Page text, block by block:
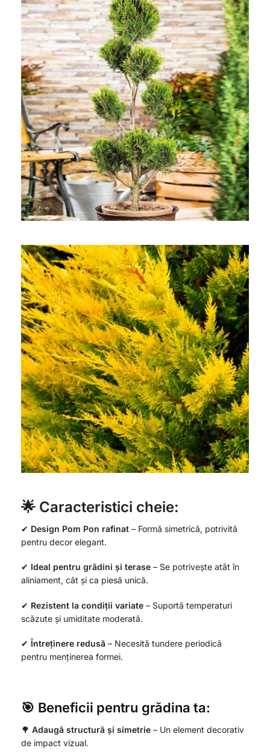
🌟 Caracteristici cheie:
✔ Design Pom Pon rafinat – Formă simetrică, potrivită
pentru decor elegant.
✔ Ideal pentru grădini și terase – Se potrivește atât în
aliniament, cât și ca piesă unică.
✔ Rezistent la condiții variate – Suportă temperaturi
scăzute și umiditate moderată.
✔Întreținere redusă – Necesită tundere periodică
pentru menținerea formei.
🎯 Beneficii pentru grădina ta:
🌳 Adaugă structură și simetrie – Un element decorativ
de impact vizual.